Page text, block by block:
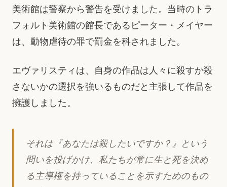
美術館は警察から警告を受けました。当時のトラ
フォルト美術館の館長であるピーター・メイヤー
は、動物虐待の罪で罰金を科されました。
エヴァリスティは、自身の作品は人々に殺すか殺
さないかの選択を強いるものだと主張して作品を
擁護しました。
それは『あなたは殺したいですか？』という
問いを投げかけ、私たちが常に生と死を決め
る主導権を持っていることを示すためのもの